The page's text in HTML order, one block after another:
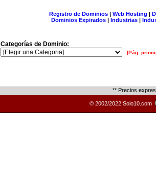
Registro de Dominios| Web Hosting |
Dominios Expirados | Industrias |
Categorías de Dominio:
[Pág.
** Precios
© 2002/2022 Solo10.com